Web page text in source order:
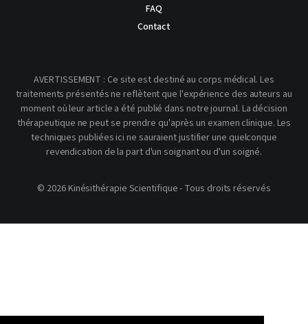
FAQ
Contact
AVERTISSEMENT : Ce site est destiné au corps médical. Les
traitements présentés ne reflètent que l'expérience des auteurs au
moment où leur article a été publié dans notre journal. La décision
thérapeutique ne peut se prendre qu'après un examen clinique. Les
techniques publiées ici ne sauraient justifier une quelconque
revendication de la part d'un soignant ou d'un soigné.
© 2026 Kinésithérapie Scientifique - Tous droits réservés